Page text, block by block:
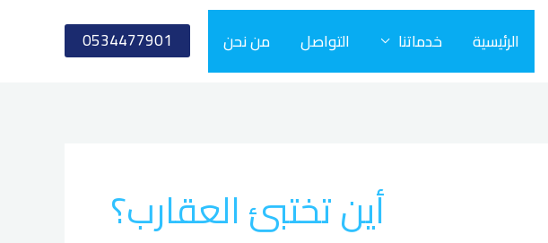
الرئيسية خدماتنا التواصل من نحن 0534477901
أين تختبئ العقارب؟